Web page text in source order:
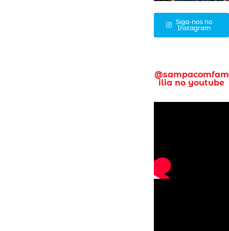
Siga-nos no
Instagram
@sampacomfam
ilia no youtube